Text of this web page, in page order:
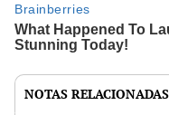
NOTAS RELACIONADAS